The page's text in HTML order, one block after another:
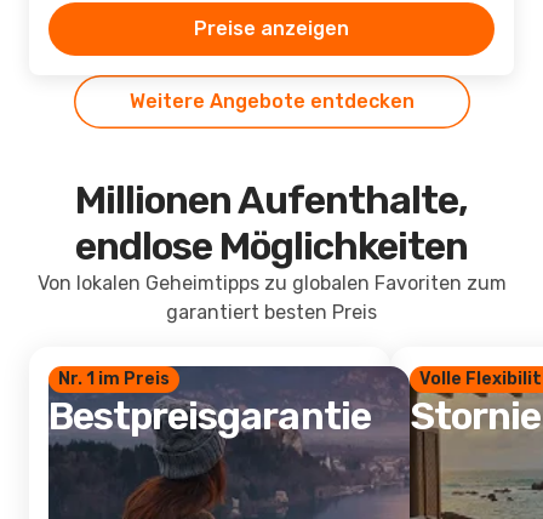
Preise anzeigen
Weitere Angebote entdecken
Millionen Aufenthalte,
endlose Möglichkeiten
Von lokalen Geheimtipps zu globalen Favoriten zum
garantiert besten Preis
Nr. 1 im Preis
Bestpreisgarantie
Volle